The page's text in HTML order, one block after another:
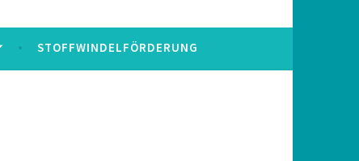
STOFFWINDELFÖRDERUNG